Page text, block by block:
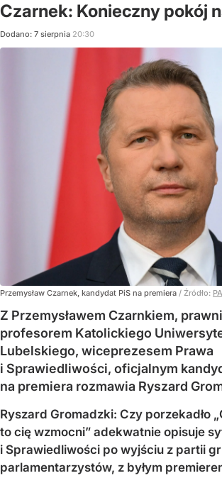
Czarnek: Konieczny pokój
Dodano: 7 sierpnia 20:30
Przemysław Czarnek, kandydat PiS na premiera / Źródło:
Z Przemysławem Czarnkiem,
profesorem Katolickiego
Lubelskiego, wiceprezesem Prawa
i Sprawiedliwości, oficjalnym
na premiera rozmawia Ryszard
Ryszard Gromadzki: Czy porzekadło
to cię wzmocni” adekwatnie opisuje
i Sprawiedliwości po wyjściu z partii
parlamentarzystów, z byłym